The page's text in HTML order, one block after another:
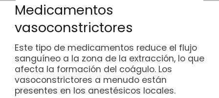
Medicamentos
vasoconstrictores
Este tipo de medicamentos reduce el flujo
sanguíneo a la zona de la extracción, lo que
afecta la formación del coágulo. Los
vasoconstrictores a menudo están
presentes en los anestésicos locales.